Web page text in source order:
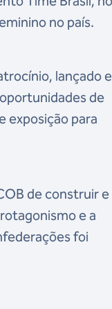
no país.
lançado
de
exposição para
de construir e
e a
foi